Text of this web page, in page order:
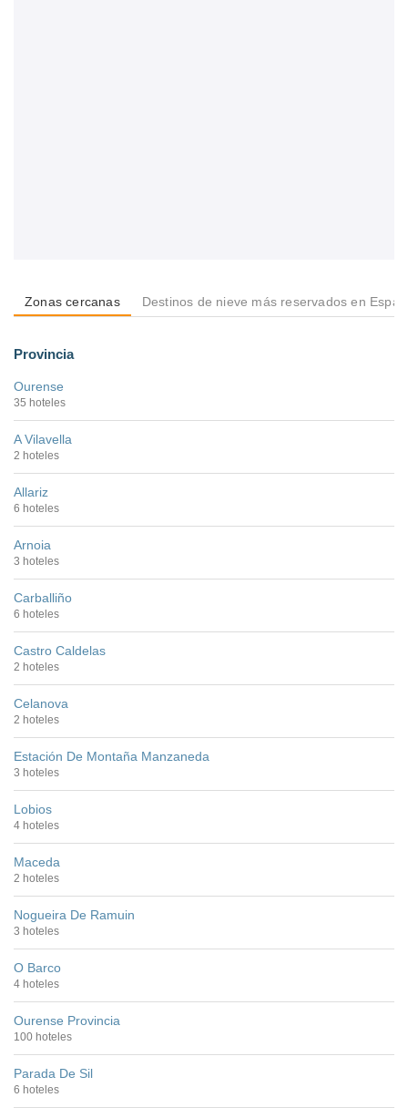
Zonas cercanas Destinos de nieve más reservados en
Provincia
Ourense
35 hoteles
A Vilavella
2 hoteles
Allariz
6 hoteles
Arnoia
3 hoteles
Carballiño
6 hoteles
Castro Caldelas
2 hoteles
Celanova
2 hoteles
Estación De Montaña Manzaneda
3 hoteles
Lobios
4 hoteles
Maceda
2 hoteles
Nogueira De Ramuin
3 hoteles
O Barco
4 hoteles
Ourense Provincia
100 hoteles
Parada De Sil
6 hoteles